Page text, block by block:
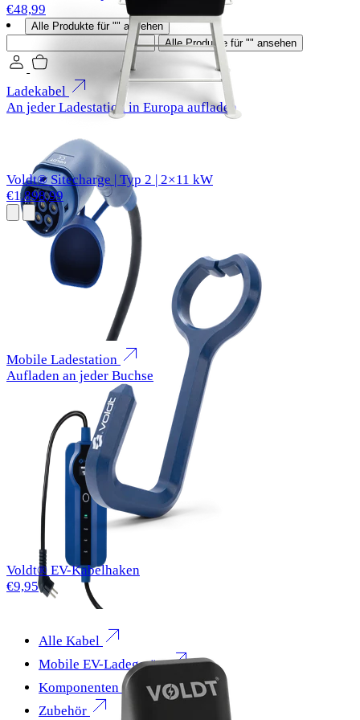
€48,99
Alle Produkte für "" ansehen
Alle Produkte für "" ansehen
Ladekabel
An jeder Ladestation in Europa aufladen
Mobile Ladestation
Aufladen an jeder Buchse
Alle Kabel
Mobile EV-Ladegeräte
Komponenten
Zubehör
Voldt® Sitecharge | Typ 2 | 2×11 kW
€1.898,99
Voldt® EV-Kabelhaken
€9,95